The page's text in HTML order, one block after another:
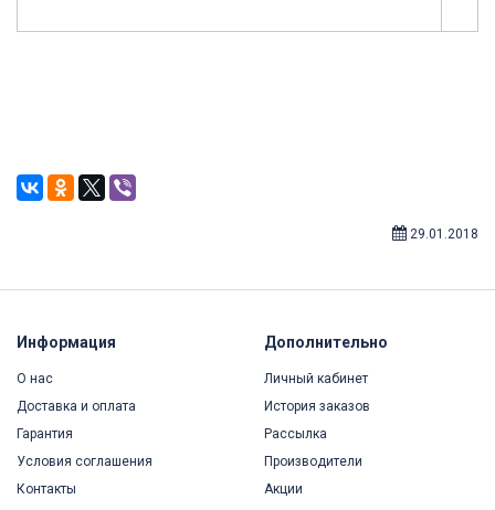
29.01.2018
Информация
О нас
Доставка и оплата
Гарантия
Условия соглашения
Контакты
Дополнительно
Личный кабинет
История заказов
Рассылка
Производители
Акции